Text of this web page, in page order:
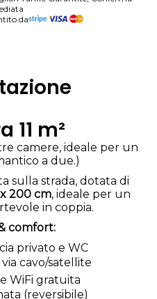
da
11 m²
camere, ideale per un
a due.)
sulla strada, dotata di
200 cm, ideale per un
in coppia.
comfort:
privato e WC
cavo/satellite
WiFi gratuita
(reversibile)